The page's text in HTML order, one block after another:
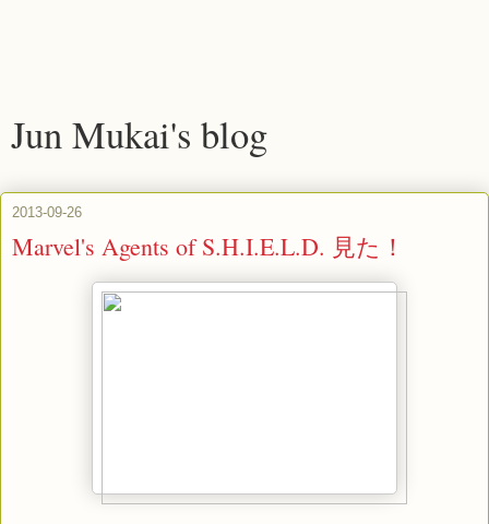
Jun Mukai's blog
2013-09-26
Marvel's Agents of S.H.I.E.L.D. 見た！